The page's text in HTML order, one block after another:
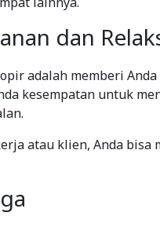
dan
adalah memberi
kesempatan untuk
atau klien, Anda